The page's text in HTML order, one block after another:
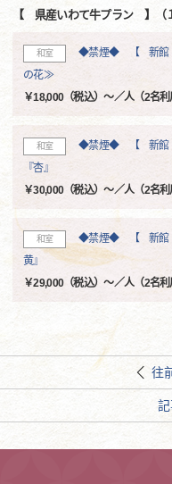
【 県産いわて牛プラン 】
和室
◆禁煙◆ 【 新館
の花≫
￥18,000（税込）～／人（2名利
和室
◆禁煙◆ 【 新館
『杏』
￥30,000（税込）～／人（2名利
和室
◆禁煙◆ 【 新館
黄』
￥29,000（税込）～／人（2名利
往